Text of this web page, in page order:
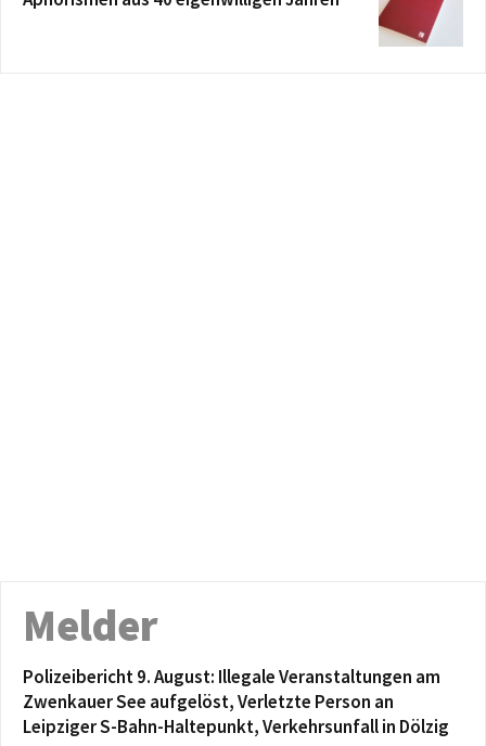
Melder
Polizeibericht 9. August: Illegale Veranstaltungen am
Zwenkauer See aufgelöst, Verletzte Person an
Leipziger S-Bahn-Haltepunkt, Verkehrsunfall in Dölzig